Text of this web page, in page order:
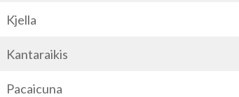
Kjella
Kantaraikis
Pacaicuna